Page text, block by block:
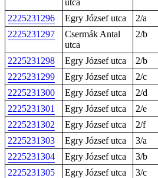
utca
2225231296 Egry József utca 2/a
2225231297
Csermák Antal
utca
2/b
2225231298 Egry József utca 2/b
2225231299
Egry József utca 2/c
2225231300
Egry József utca 2/d
2225231301
Egry József utca 2/e
2225231302
Egry József utca 2/f
2225231303
Egry József utca 3/a
2225231304
Egry József utca 3/b
2225231305
Egry József utca 3/c